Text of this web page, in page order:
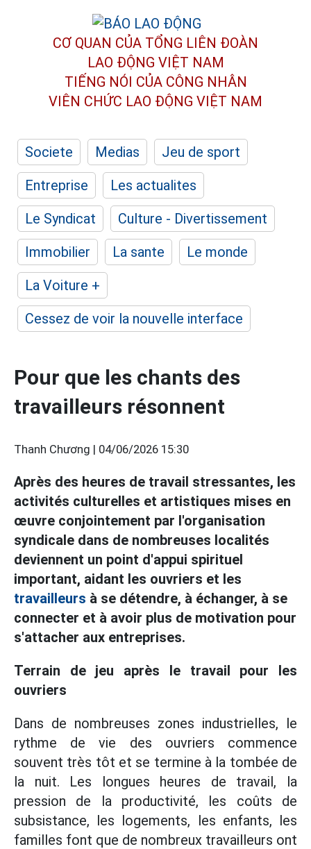
CƠ QUAN CỦA TỔNG LIÊN ĐOÀN
LAO ĐỘNG VIỆT NAM
TIẾNG NÓI CỦA CÔNG NHÂN
VIÊN CHỨC LAO ĐỘNG VIỆT NAM
Societe Medias
Jeu de sport
Entreprise
Les actualites
Le Syndicat
Culture - Divertissement
Immobilier
La sante
Le monde
La Voiture +
Cessez de voir la nouvelle interface
Pour que les chants des
travailleurs résonnent
Thanh Chương | 04/06/2026 15:30
Après des heures de travail stressantes, les
activités culturelles et artistiques mises en
œuvre conjointement par l'organisation
syndicale dans de nombreuses localités
deviennent un point d'appui spirituel
important, aidant les ouvriers et les
travailleurs à se détendre, à échanger, à se
connecter et à avoir plus de motivation pour
s'attacher aux entreprises.
Terrain de jeu après le travail pour les
ouvriers
Dans de nombreuses zones industrielles, le
rythme de vie des ouvriers commence
souvent très tôt et se termine à la tombée de
la nuit. Les longues heures de travail, la
pression de la productivité, les coûts de
subsistance, les logements, les enfants, les
familles font que de nombreux travailleurs ont